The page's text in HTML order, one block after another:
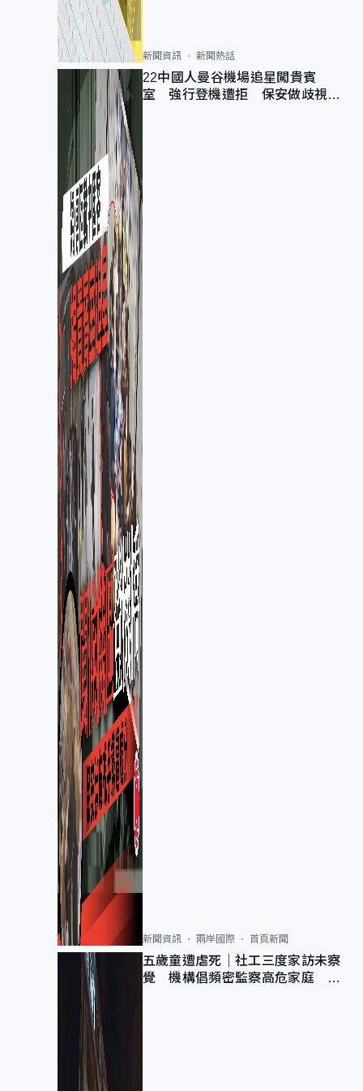
新聞資訊 新聞熱話
22中國人曼谷機場追星闖貴賓
室 強行登機遭拒 保安做歧視手
新聞資訊 兩岸國際 首頁新聞
五歲童遭虐死｜社工三度家訪未察
覺 機構倡頻密監察高危家庭 管